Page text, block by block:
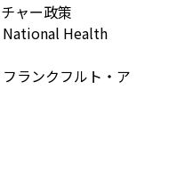
ャー政策
National Health
ランクフルト・ア